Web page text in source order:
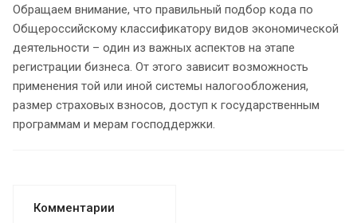
Обращаем внимание, что правильный подбор кода по
Общероссийскому классификатору видов экономической
деятельности – один из важных аспектов на этапе
регистрации бизнеса. От этого зависит возможность
применения той или иной системы налогообложения,
размер страховых взносов, доступ к государственным
программам и мерам господдержки.
Комментарии